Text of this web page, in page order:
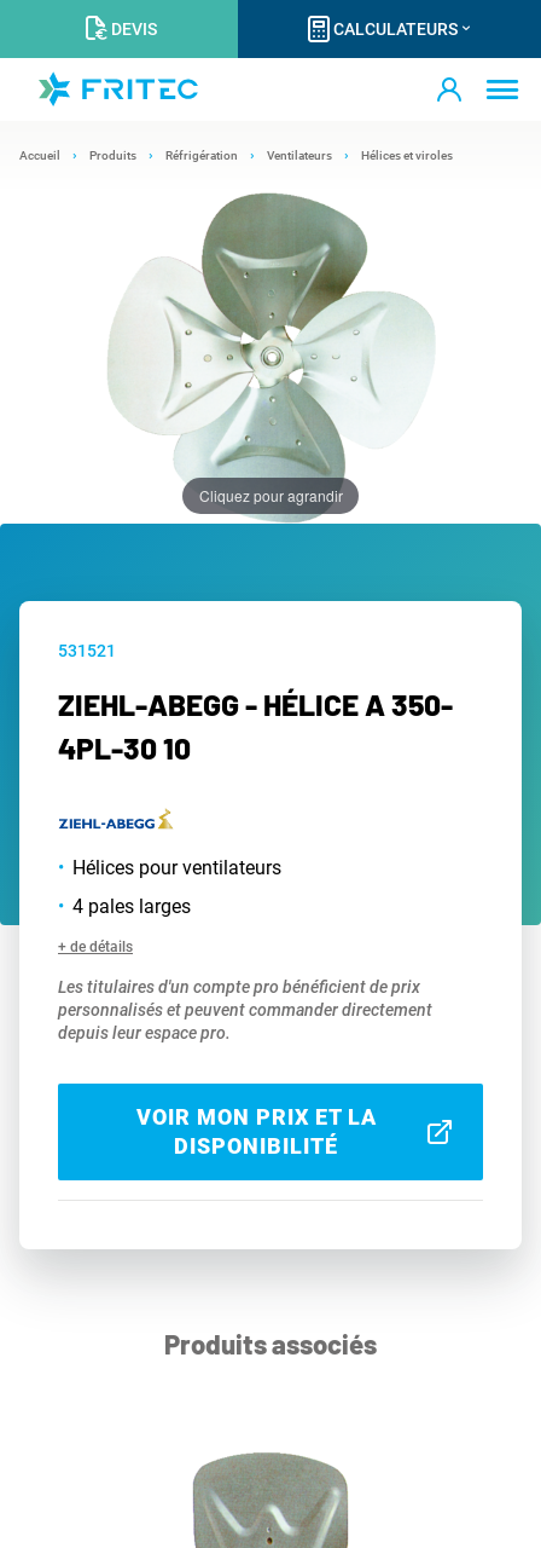
DEVIS CALCULATEURS
Accueil Produits Réfrigération Ventilateurs Hélices et viroles
Cliquez pour agrandir
531521
ZIEHL-ABEGG - HÉLICE A 350-
4PL-30 10
Hélices pour ventilateurs
4 pales larges
+ de détails
Les titulaires d'un compte pro bénéficient de prix
personnalisés et peuvent commander directement
depuis leur espace pro.
VOIR MON PRIX ET LA
DISPONIBILITÉ
Produits associés